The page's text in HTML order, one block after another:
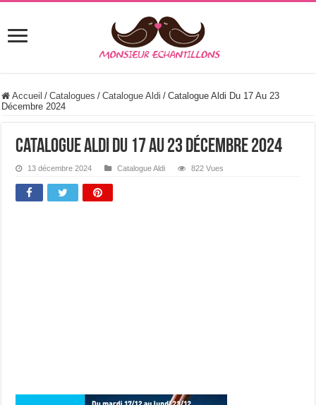
Accueil / Catalogues / Catalogue Aldi / Catalogue Aldi Du 17 Au 23
Décembre 2024
Catalogue Aldi Du 17 Au 23 Décembre 2024
13 décembre 2024 Catalogue Aldi 822 Vues